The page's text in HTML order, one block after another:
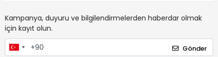
Kampanya, duyuru ve bilgilendirmelerden haberdar olmak
için kayıt olun.
Gönder